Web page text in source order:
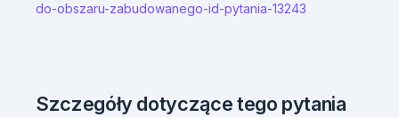
do-obszaru-zabudowanego-id-pytania-13243
Szczegóły dotyczące tego pytania